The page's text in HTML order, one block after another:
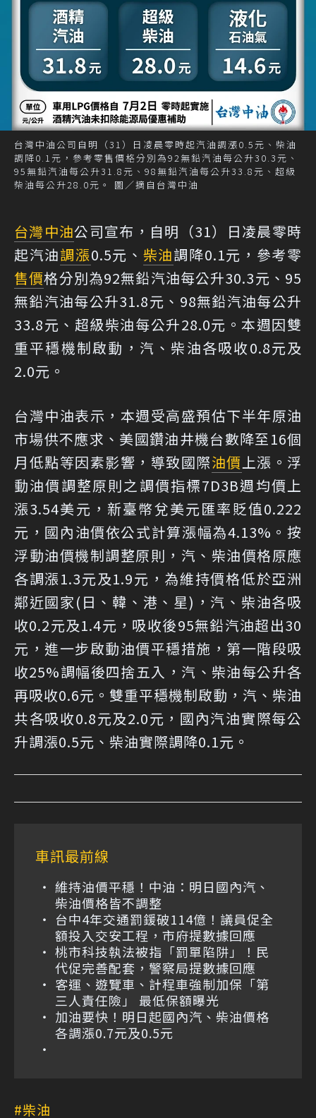
台灣中油公司自明（31）日凌晨零時起汽油調漲0.5元、柴油
調降0.1元，參考零售價格分別為92無鉛汽油每公升30.3元、
95無鉛汽油每公升31.8元、98無鉛汽油每公升33.8元、超級
柴油每公升28.0元。 圖／摘自台灣中油
台灣中油公司宣布，自明（31）日凌晨零時
起汽油調漲0.5元、 柴油調降0.1元，參考零
售價格分別為92無鉛汽油每公升30.3元、95
無鉛汽油每公升31.8元、98無鉛汽油每公升
33.8元、超級柴油每公升28.0元。本週因雙
重平穩機制啟動，汽、柴油各吸收0.8元及
2.0元。
台灣中油表示，本週受高盛預估下半年原油
市場供不應求、美國鑽油井機台數降至16個
月低點等因素影響，導致國際油價 上漲。浮
動油價調整原則之調價指標7D3B週均價上
漲3.54美元，新臺幣兌美元匯率貶值0.222
元，國內油價依公式計算漲幅為4.13%。按
浮動油價機制調整原則，汽、柴油價格原應
各調漲1.3元及1.9元，為維持價格低於亞洲
鄰近國家(日、韓、港、星)，汽、柴油各吸
收0.2元及1.4元，吸收後95無鉛汽油超出30
元，進一步啟動油價平穩措施，第一階段吸
收25%調幅後四捨五入，汽、柴油每公升各
再吸收0.6元。雙重平穩機制啟動，汽、柴油
共各吸收0.8元及2.0元，國內汽油實際每公
升調漲0.5元、柴油實際調降0.1元。
車訊最前線
維持油價平穩！中油：明日國內汽、
柴油價格皆不調整
台中4年交通罰鍰破114億！議員促全
額投入交安工程，市府提數據回應
桃市科技執法被指「罰單陷阱」！民
代促完善配套，警察局提數據回應
客運、遊覽車、計程車強制加保「第
三人責任險」 最低保額曝光
加油要快！明日起國內汽、柴油價格
各調漲0.7元及0.5元
柴油